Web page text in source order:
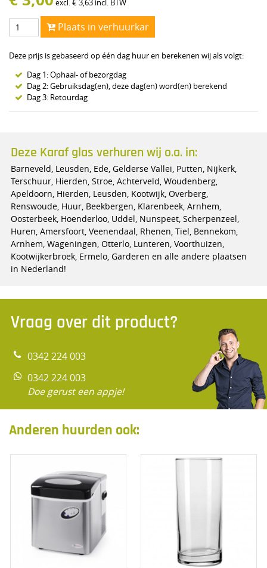
excl. €3,63 incl. BTW
Plaats in verhuurkar
Deze prijs is gebaseerd op één dag huur en berekenen wij als volgt:
Dag 1: Ophaal- of bezorgdag
Dag 2: Gebruiksdag(en), deze dag(en) word(en) berekend
Dag 3: Retourdag
Deze Karaf glas verhuren wij o.a. in:
Barneveld, Leusden, Ede, Gelderse Vallei, Putten, Nijkerk,
Terschuur, Hierden, Stroe, Achterveld, Woudenberg,
Apeldoorn, Hierden, Leusden, Kootwijk, Overberg,
Renswoude, Huur, Beekbergen, Klarenbeek, Arnhem,
Oosterbeek, Hoenderloo, Uddel, Nunspeet, Scherpenzeel,
Huren, Amersfoort, Veenendaal, Rhenen, Tiel, Bennekom,
Arnhem, Wageningen, Otterlo, Lunteren, Voorthuizen,
Kootwijkerbroek, Ermelo, Garderen en alle andere plaatsen
in Nederland!
Vraag over dit product?
0342 224 003
0342 224 003
Doe gerust een appje!
Anderen huurden ook: